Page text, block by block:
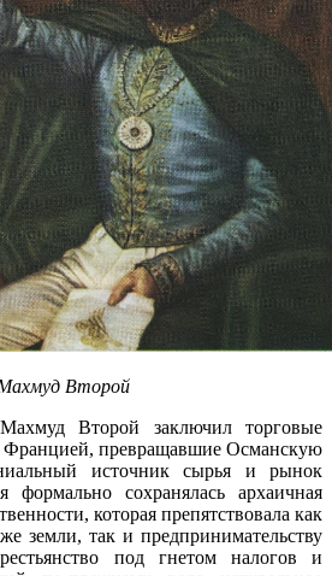
Второй
Второй заключил торговые
Францией, превращавшие Османскую
источник сырья и рынок
сохранялась архаичная
которая препятствовала как
земли, так и предпринимательству
под гнетом налогов и